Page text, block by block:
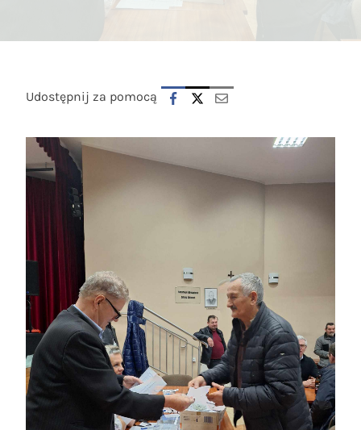
Udostępnij za pomocą